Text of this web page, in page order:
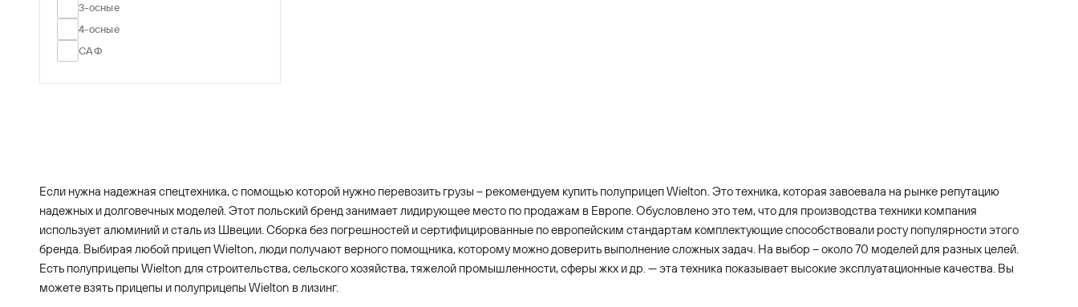
3-осные
4-осные
САФ
Если нужна надежная спецтехника, с помощью которой нужно перевозить грузы – рекомендуем купить полуприцеп Wielton. Это техника, которая завоевала на рынке репутацию
надежных и долговечных моделей. Этот польский бренд занимает лидирующее место по продажам в Европе. Обусловлено это тем, что для производства техники компания
использует алюминий и сталь из Швеции. Сборка без погрешностей и сертифицированные по европейским стандартам комплектующие способствовали росту популярности этого
бренда. Выбирая любой прицеп Wielton, люди получают верного помощника, которому можно доверить выполнение сложных задач. На выбор – около 70 моделей для разных целей.
Есть полуприцепы Wielton для строительства, сельского хозяйства, тяжелой промышленности, сферы жкх и др. — эта техника показывает высокие эксплуатационные качества. Вы
можете взять прицепы и полуприцепы Wielton в лизинг.